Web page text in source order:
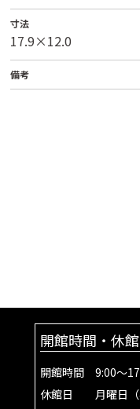
寸法
17.9×12.0
備考
開館時間・休
開館時間 9:00～
休館日 月曜日（